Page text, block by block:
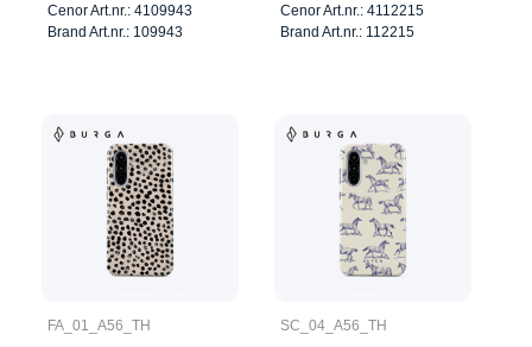
Cenor Art.nr.: 4109943
Brand Art.nr.: 109943
Cenor Art.nr.: 4112215
Brand Art.nr.: 112215
FA_01_A56_TH SC_04_A56_TH